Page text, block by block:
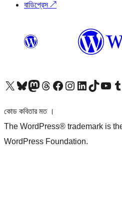
বাডিপ্রেস↗
আমাদের X (আগের টুইটার) অ্যাকাউন্টে যানআমাদের Bluesky অ্যাকাউন্টটি দেখুনআমাদের মাস্টোডন অ্যাকাউন্টটি দেখুনআমাদের থ্রেডস অ্যাকাউন্টটি দেখুনআমাদের ফেসবুক পেজ দেখুনআমাদের ইন্সটাগ্রাম অ্যাকাউন্ট দেখুনআমাদের লিঙ্কডইন অ্যাকাউন্টে যানআমাদের TikTok অ্যাকাউন্টটি দেখুনআমাদের ইউটিউব চ্যানেলে যান আমাদের
কোড কবিতার মত ।
The WordPress® trademark is
WordPress Foundation.